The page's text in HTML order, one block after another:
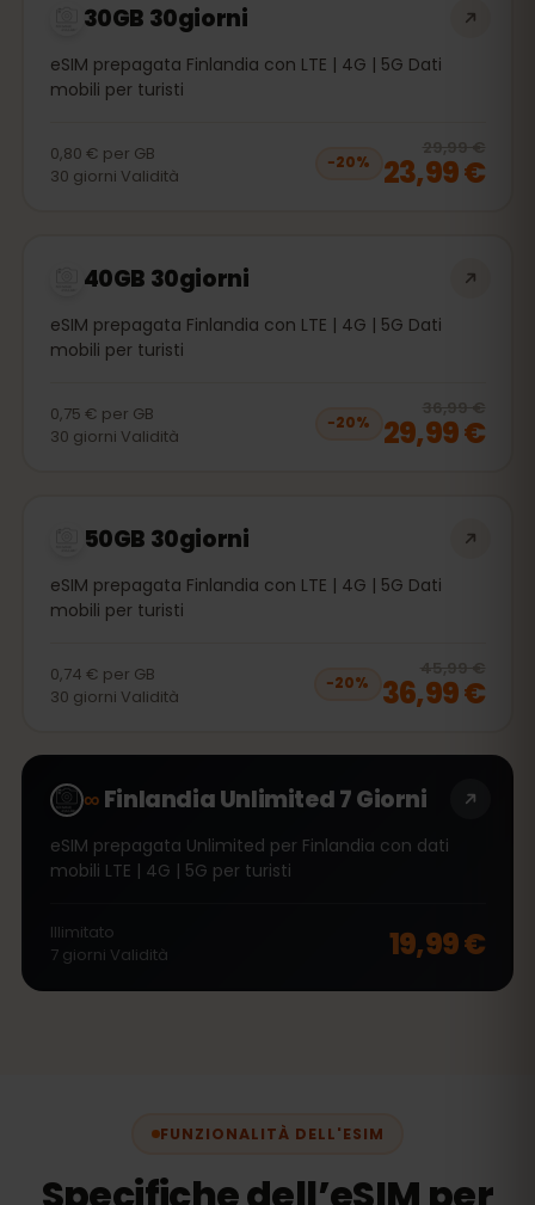
30GB 30giorni
eSIM prepagata Finlandia con LTE | 4G | 5G Dati
mobili per turisti
0,80 € per GB
30 giorni Validità
−20%
29,99 €
23,99 €
40GB 30giorni
eSIM prepagata Finlandia con LTE | 4G | 5G Dati
mobili per turisti
0,75 € per GB
30 giorni Validità
−20%
36,99 €
29,99 €
50GB 30giorni
eSIM prepagata Finlandia con LTE | 4G | 5G Dati
mobili per turisti
0,74 € per GB
30 giorni Validità
−20%
45,99 €
36,99 €
∞Finlandia Unlimited 7 Giorni
eSIM prepagata Unlimited per Finlandia con dati
mobili LTE | 4G | 5G per turisti
Illimitato
7 giorni Validità 19,99 €
FUNZIONALITÀ DELL'ESIM